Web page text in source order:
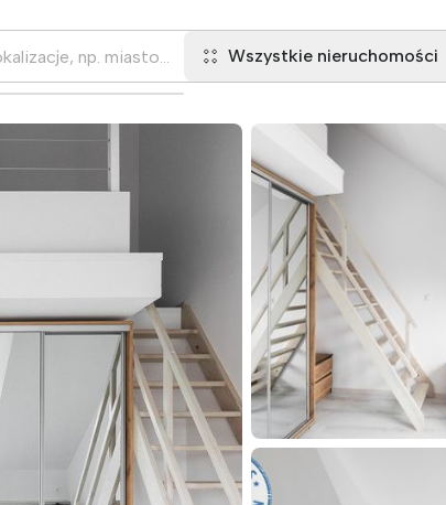
Wszystkie nieruchomości